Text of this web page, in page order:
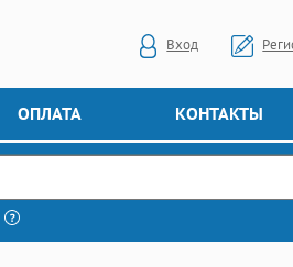
Вход
ОПЛАТА КОНТАКТЫ